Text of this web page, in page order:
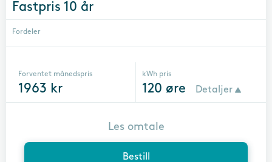
Fastpris 10 år
Fordeler
Forventet månedspris
1963 kr
kWh pris
120 øre Detaljer
Bestill
Les omtale